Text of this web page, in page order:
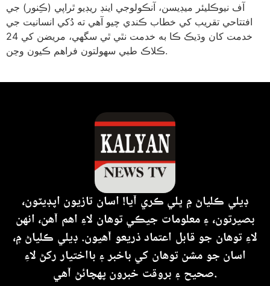
آف نيوڪليئر ميڊيسن، آنڪولوجي اينڊ ريڊيو ٿراپي (ڪِنور) جي
افتتاحي تقريب کي خطاب ڪندي چيو آهي ته دُکي انسانيت جي
خدمت کان وڌيڪ ڪا به خدمت نٿي ٿي سگهي، مريضن کي 24
ڪلاڪ طبي سهولتون فراهم ڪيون وڃن.
ڊيلي ڪلياڻ ۾ ڀلي ڪري آيا! اسان تازيون اپڊيٽون،
بصيرتون، ۽ معلومات جيڪي توهان لاءِ اهم آهن، انهن
لاءِ توهان جو قابل اعتماد ذريعو آهيون. ڊيلي ڪلياڻ ۾،
اسان جو مشن توهان کي باخبر ۽ بااختيار رکڻ لاءِ
صحيح ۽ بروقت خبرون پهچائڻ آهي.